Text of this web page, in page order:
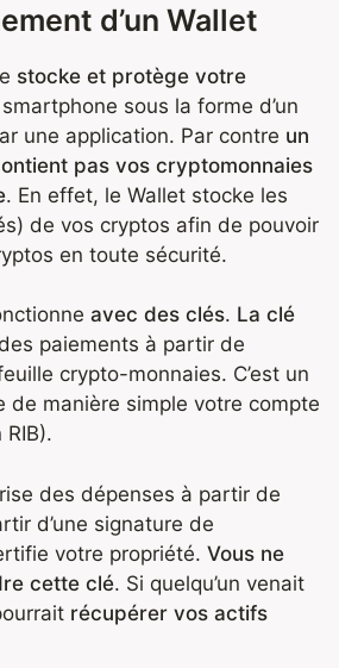
d’un Wallet
stocke et protège votre
sous la forme d’un
une application. Par contre un
pas vos cryptomonnaies
. En effet, le Wallet stocke les
de vos cryptos afin de pouvoir
en toute sécurité.
avec des clés. La clé
paiements à partir de
crypto-monnaies. C’est un
de manière simple votre compte
des dépenses à partir de
d’une signature de
votre propriété. Vous ne
cette clé. Si quelqu’un venait
récupérer vos actifs